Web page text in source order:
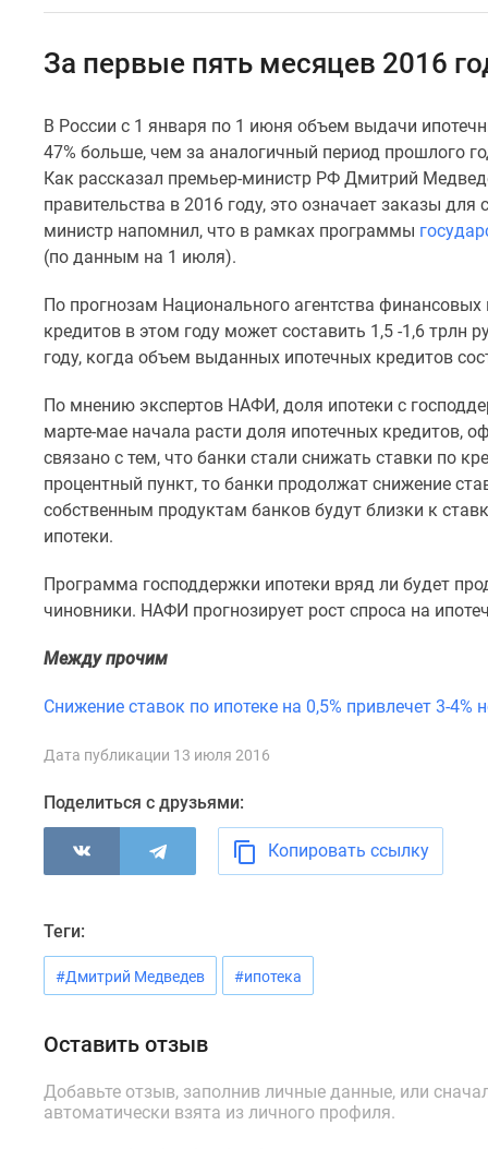
помещения
застройщики
Панорамы
новостроек
новостроек
Экспертиза
новостроек
Москвы
комнатные
комнатные
комнатные
Ипотечный
калькулятор
ипотека
ипотека
программы
Новости
недвижимости
эксперта
Покупателю
Экспертиза
новостроек
авторы
проекте
Контакты
За первые пять месяцев 2016
В России с 1 января по 1 июня объем выдачи
47% больше, чем за аналогичный период прошлого
Как рассказал премьер-министр РФ Дмитрий
правительства в 2016 году, это означает заказы
министр напомнил, что в рамках программы
(по данным на 1 июля).
По прогнозам Национального агентства
кредитов в этом году может составить 1,5 -1,6
году, когда объем выданных ипотечных кредитов
По мнению экспертов НАФИ, доля ипотеки с
марте-мае начала расти доля ипотечных кредитов,
связано с тем, что банки стали снижать ставки по
процентный пункт, то банки продолжат снижение
собственным продуктам банков будут близки к
ипотеки.
Программа господдержки ипотеки вряд ли будет
чиновники. НАФИ прогнозирует рост спроса на
Между прочим
Снижение ставок по ипотеке на 0,5% привлечет 3-4%
Дата публикации 13 июля 2016
Поделиться с друзьями:
Копировать ссылку
Теги:
#Дмитрий Медведев #ипотека
Оставить отзыв
Добавьте отзыв, заполнив личные данные, или
автоматически взята из личного профиля.